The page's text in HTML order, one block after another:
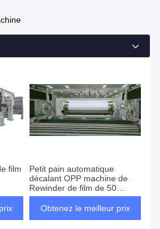
]
film
Petit pain automatique
décalant OPP machine de
Rewinder de film de 50
microns
Obtenez le meilleur prix